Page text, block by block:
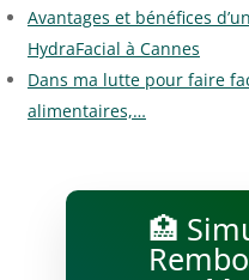
Avantages et bénéfices
HydraFacial à Cannes
Dans ma lutte pour faire
alimentaires,…
🏥